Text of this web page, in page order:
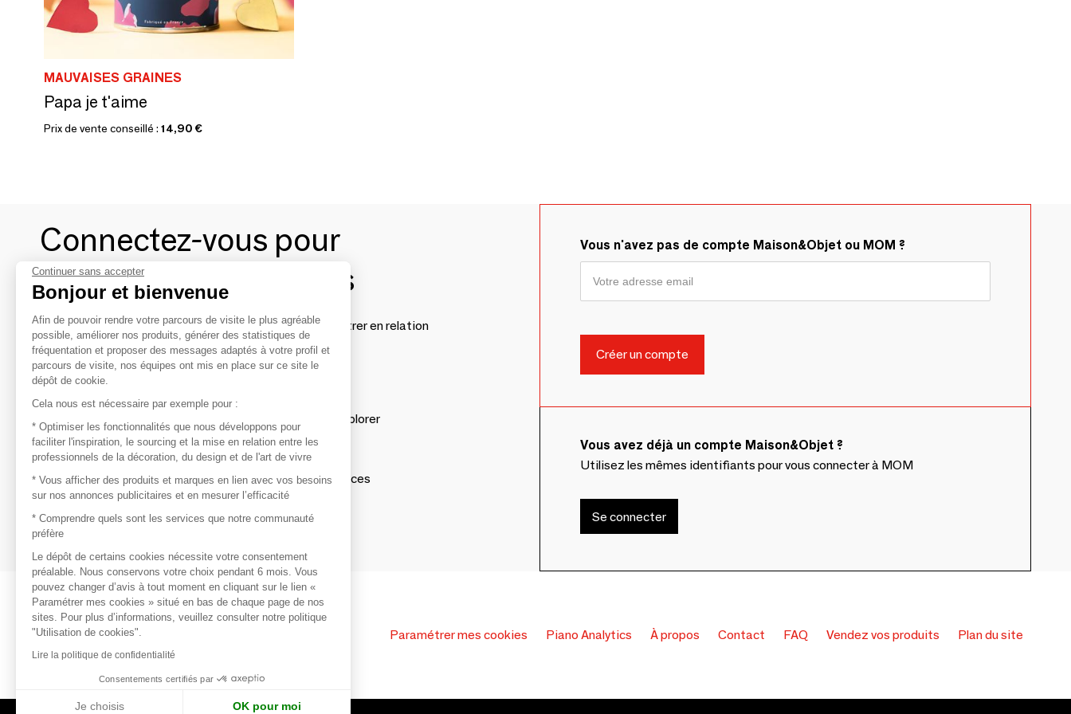
MAUVAISES GRAINES
Papa je t'aime
Prix de vente conseillé : 14,90 €
Connectez-vous pour
contacter les marques
Afin de profiter au mieux de l'expérience MOM et de rentrer en relation
avec vos marques préférées, créez-vous un compte.
Découvrir
Les produits de milliers de fournisseurs à explorer
S'inspirer
Inspiration et sélections de produits tendances
Contacter
Vous n'avez pas de compte Maison&Objet ou MOM ?
Vous avez déjà un compte Maison&Objet ?
Utilisez les mêmes identifiants pour vous connecter à MOM
Se connecter
Paramétrer mes cookies Piano Analytics À propos Contact FAQ Vendez vos produits Plan du site
Continuer sans accepter
Bonjour et bienvenue
Afin de pouvoir rendre votre parcours de visite le plus agréable
possible, améliorer nos produits, générer des statistiques de
fréquentation et proposer des messages adaptés à votre profil et
parcours de visite, nos équipes ont mis en place sur ce site le
dépôt de cookie.
Cela nous est nécessaire par exemple pour :
* Optimiser les fonctionnalités que nous développons pour
faciliter l'inspiration, le sourcing et la mise en relation entre les
professionnels de la décoration, du design et de l'art de vivre
* Vous afficher des produits et marques en lien avec vos besoins
sur nos annonces publicitaires et en mesurer l’efficacité
* Comprendre quels sont les services que notre communauté
préfère
Le dépôt de certains cookies nécessite votre consentement
préalable. Nous conservons votre choix pendant 6 mois. Vous
pouvez changer d’avis à tout moment en cliquant sur le lien «
Paramétrer mes cookies » situé en bas de chaque page de nos
sites. Pour plus d’informations, veuillez consulter notre politique
"Utilisation de cookies".
Lire la politique de confidentialité
Consentements certifiés par
Je choisis OK pour moi